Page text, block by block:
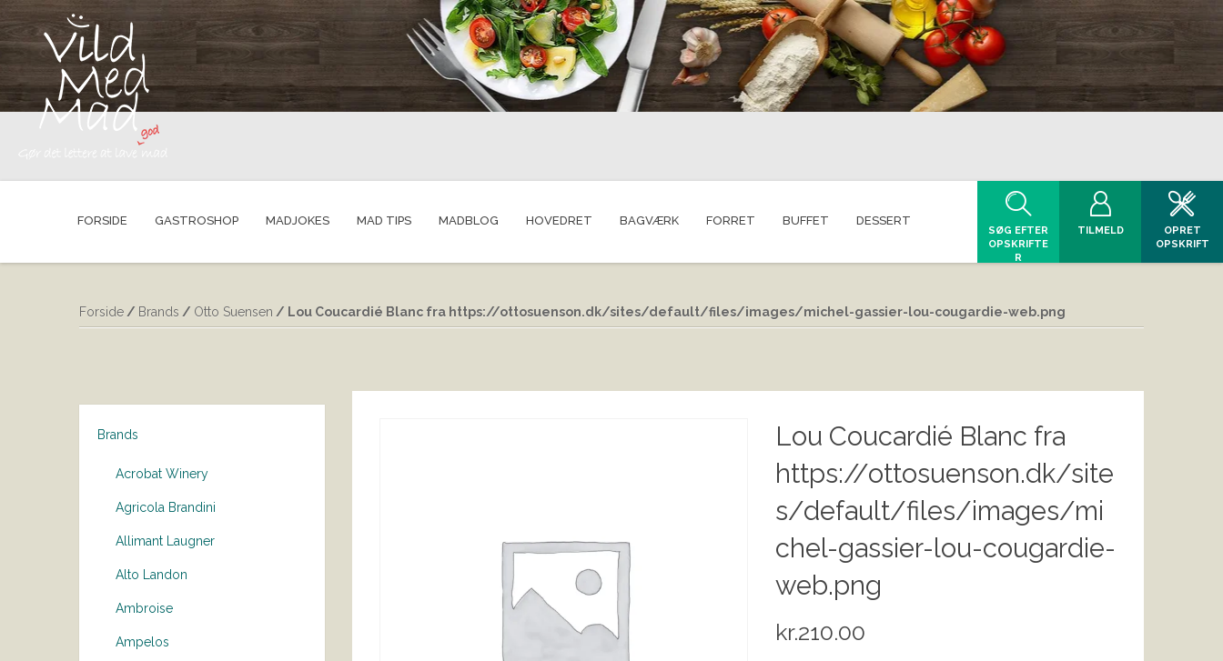
FORSIDE GASTROSHOP MADJOKES MAD TIPS MADBLOG HOVEDRET BAGVÆRK FORRET BUFFET DESSERT
SØG EFTER
OPSKRIFTE
R
TILMELD
OPRET
OPSKRIFT
Forside / Brands / Otto Suensen / Lou Coucardié Blanc fra https://ottosuenson.dk/sites/default/files/images/michel-gassier-lou-cougardie-web.png
Brands
Acrobat Winery
Agricola Brandini
Allimant Laugner
Alto Landon
Ambroise
Ampelos
Lou Coucardié Blanc fra
https://ottosuenson.dk/site
s/default/files/images/mi
chel-gassier-lou-cougardie-
web.png
kr.210.00